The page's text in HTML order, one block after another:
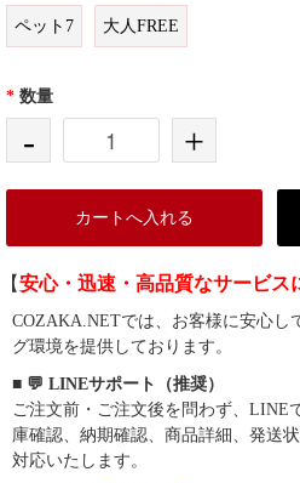
ペット7 大人FREE
* 数量
- +
カートへ入れる
【安心・迅速・高品質なサービス
COZAKA.NETでは、お客様に安心し
グ環境を提供しております。
■ 💬 LINEサポート（推奨）
ご注文前・ご注文後を問わず、LINE
庫確認、納期確認、商品詳細、発送
対応いたします。